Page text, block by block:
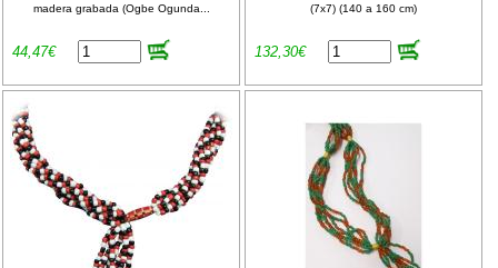
madera grabada (Ogbe Ogunda...
44,47€
(7x7) (140 a 160 cm)
132,30€